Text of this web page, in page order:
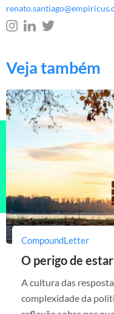
Veja também
CompoundLetter
O perigo de
A cultura das
complexidade da